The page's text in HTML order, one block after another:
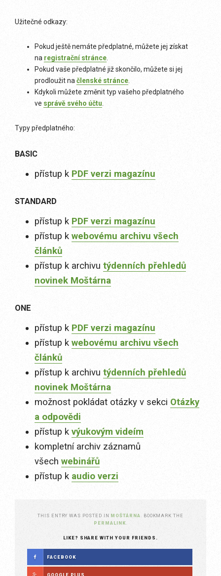
Užitečné odkazy:
Pokud ještě nemáte předplatné, můžete jej získat
na registrační stránce
Pokud vaše předplatné již skončilo, můžete si jej
prodloužit na členské stránce
Kdykoli můžete změnit typ vašeho předplatného
ve správě svého účtu
Typy předplatného:
BASIC
přístup k PDF verzi magazínu
STANDARD
přístup k PDF verzi magazínu
přístup k webovému archivu všech
článků
přístup k archivu týdenních přehledů
novinek Moštárna
ONE
přístup k PDF verzi magazínu
přístup k webovému archivu všech
článků
přístup k archivu týdenních přehledů
novinek Moštárna
možnost pokládat otázky v sekci Otázky
a odpovědi
přístup k výukovým videím
kompletní archiv záznamů
všech webinářů
přístup k audio verzi
THIS ENTRY WAS POSTED IN MOŠTÁRNA . BOOKMARK THE
PERMALINK
LIKE? SHARE WITH YOUR FRIENDS.
FACEBOOK
GOOGLE PLUS